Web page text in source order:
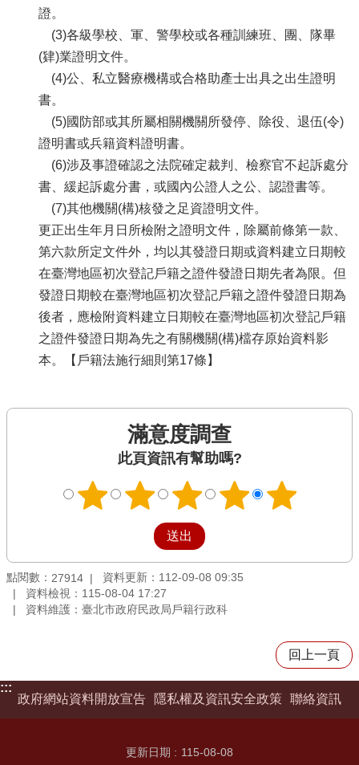
證。
(3)各級學校、軍、警學校或各種訓練班、團、隊畢
(肄)業證明文件。
(4)公、私立醫療機構或合格助產士出具之出生證明
書。
(5)國防部或其所屬相關機關所發停、除役、退伍(令)
證明書或兵籍資料證明書。
(6)涉及事證確認之法院確定裁判、檢察官不起訴處分
書、緩起訴處分書，或國內公證人之公、認證書等。
(7)其他機關(構)核發之足資證明文件。
更正出生年月日所檢附之證明文件，除屬前條第一款、
第六款所定文件外，均以其發證日期或資料建立日期較
在臺灣地區初次登記戶籍之證件發證日期先者為限。但
發證日期較在臺灣地區初次登記戶籍之證件發證日期為
後者，應檢附資料建立日期較在臺灣地區初次登記戶籍
之證件發證日期為先之有關機關(構)檔存原始資料影
本。【戶籍法施行細則第17條】
滿意度調查
此頁資訊有幫助嗎?
點閱數： 27914
資料更新：112-09-08 09:35
資料檢視：115-08-04 17:27
資料維護：臺北市政府民政局戶籍行政科
回上一頁
:::
政府網站資料開放宣告
隱私權及資訊安全政策 聯絡資訊
更新日期
115-08-08